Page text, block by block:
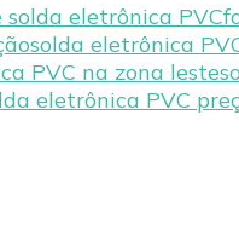
eletrônica PVC
solda eletrônica
PVC na zona leste
eletrônica PVC